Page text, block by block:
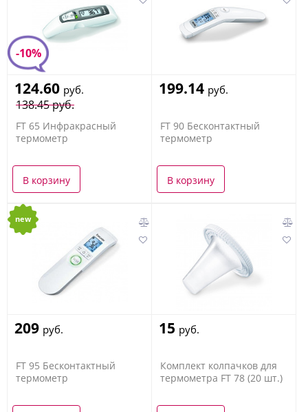
-10%
138.45 руб.
124.60 руб.
FT 65 Инфракрасный
термометр
В корзину
199.14 руб.
FT 90 Бесконтактный
термометр
В корзину
new
209 руб.
FT 95 Бесконтактный
термометр
15 руб.
Комплект колпачков для
термометра FT 78 (20 шт.)